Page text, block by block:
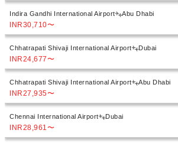
Indira Gandhi International Airport Abu Dhabi
INR30,710〜
Chhatrapati Shivaji International Airport Dubai
INR24,677〜
Chhatrapati Shivaji International Airport Abu Dhabi
INR27,935〜
Chennai International Airport Dubai
INR28,961 〜